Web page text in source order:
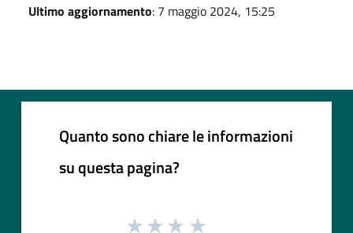
Ultimo aggiornamento: 7 maggio 2024, 15:25
Quanto sono chiare le informazioni
su questa pagina?